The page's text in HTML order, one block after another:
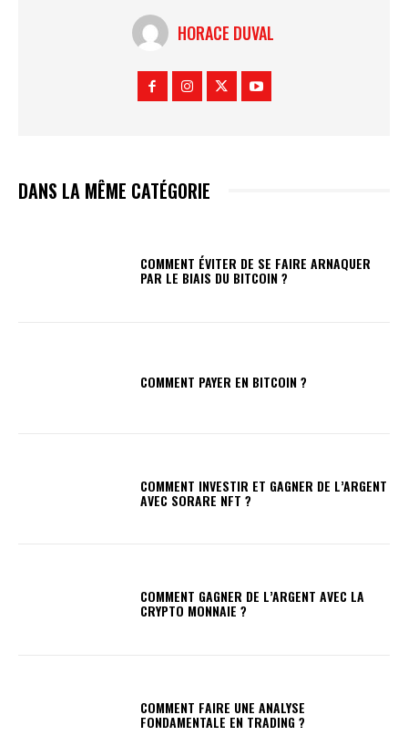
HORACE DUVAL
DANS LA MÊME CATÉGORIE
COMMENT ÉVITER DE SE FAIRE ARNAQUER
PAR LE BIAIS DU BITCOIN ?
COMMENT PAYER EN BITCOIN ?
COMMENT INVESTIR ET GAGNER DE L’ARGENT
AVEC SORARE NFT ?
COMMENT GAGNER DE L’ARGENT AVEC LA
CRYPTO MONNAIE ?
COMMENT FAIRE UNE ANALYSE
FONDAMENTALE EN TRADING ?